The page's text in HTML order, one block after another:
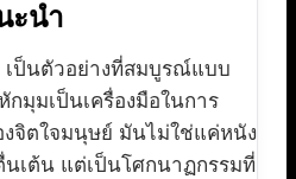
ะนำ
เป็นตัวอย่างที่สมบูรณ์แบบ
มุมเป็นเครื่องมือในการ
จิตใจมนุษย์ มันไม่ใช่แค่หนัง
เต้น แต่เป็นโศกนาฏกรรมที่